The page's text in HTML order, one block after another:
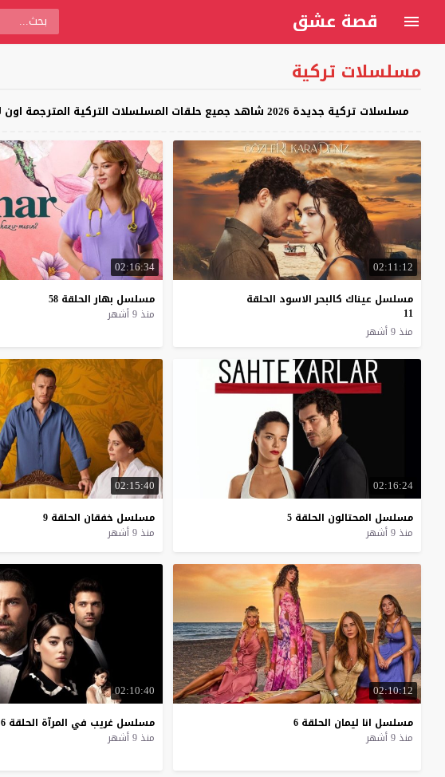
قصة عشق
مسلسلات تركية
مسلسلات تركية جديدة 2026 شاهد جميع حلقات المسلسلات التركية المترجمة اون لاين بجودة عالية بكافة أنواعها القصيرة، الرومانسية، الكوميدية، الاكشن، المدرسية، على موقع قصة عشق
02:11:12
مسلسل عيناك كالبحر الاسود الحلقة
11
منذ 9 أشهر
02:16:34
مسلسل بهار الحلقة 58
منذ 9 أشهر
02:16:24
مسلسل المحتالون الحلقة 5
منذ 9 أشهر
02:15:40
مسلسل خفقان الحلقة 9
منذ 9 أشهر
02:10:12
مسلسل انا ليمان الحلقة 6
منذ 9 أشهر
02:10:40
مسلسل غريب في المرآة الحلقة 6
منذ 9 أشهر